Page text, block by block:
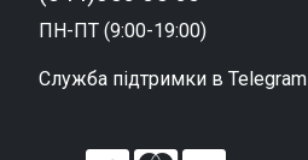
ПН-ПТ (9:00-19:00)
Служба підтримки в Telegram